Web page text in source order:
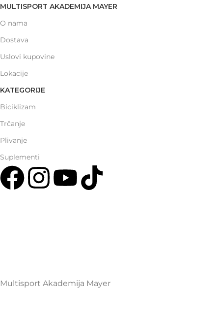
MULTISPORT AKADEMIJA MAYER
O nama
Dostava
Uslovi kupovine
Lokacije
KATEGORIJE
Biciklizam
Trčanje
Plivanje
Suplementi
Multisport Akademija Mayer